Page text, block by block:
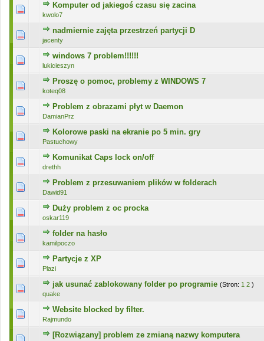
Komputer od jakiegoś czasu się zacina
kwolo7
0 głosów - średnia ocena: 0 na 5 gwiazdek
12345
nadmiernie zajęta przestrzeń partycji D
jacenty
0 głosów - średnia ocena: 0 na 5 gwiazdek
12345
windows 7 problem!!!!!!
lukicieszyn
0 głosów - średnia ocena: 0 na 5 gwiazdek
123
Proszę o pomoc, problemy z WINDOWS 7
koteq08
0 głosów - średnia ocena: 0 na 5 gwiazdek
12345
Problem z obrazami płyt w Daemon
DamianPrz
0 głosów - średnia ocena: 0 na 5 gwiazdek
12345
Kolorowe paski na ekranie po 5 min. gry
Pastuchowy
0 głosów - średnia ocena: 0 na 5 gwiazdek
12345
Komunikat Caps lock on/off
drethh
0 głosów - średnia ocena: 0 na 5 gwiazdek
1 2345
Problem z przesuwaniem plików w folderach
Dawid91
0 głosów - średnia ocena: 0 na 5 gwiazdek
1234 5
Duży problem z oc procka
oskar119
0 głosów - średnia ocena: 0 na 5 gwiazdek
12345
folder na hasło
kamilpoczo
0 głosów - średnia ocena: 0 na 5 gwiazdek
Partycje z XP
Plazi
0 głosów - średnia ocena: 0 na 5 gwiazdek
jak usunać zablokowany folder po programie (Stron: 1 2 )
quake
0 głosów - średnia ocena: 0 na 5 gwiazdek
123 45
Website blocked by filter.
Rajmundo
0 głosów - średnia ocena: 0 na 5 gwiazdek
1234
[Rozwiązany] problem ze zmianą nazwy komputera
0 głosów - średnia ocena: 0 na 5 gwiazdek
1234 5